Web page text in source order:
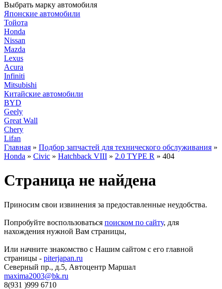
Выбрать марку автомобиля
Японские автомобили
Тойота
Honda
Nissan
Mazda
Lexus
Acura
Infiniti
Mitsubishi
Китайские автомобили
BYD
Geely
Great Wall
Chery
Lifan
Главная » Подбор запчастей для технического обслуживания »
Honda » Civic » Hatchback VIII » 2.0 TYPE R » 404
Страница не найдена
Приносим свои извинения за предоставленные неудобства.
Попробуйте воспользоваться поиском по сайту, для
нахождения нужной Вам страницы,
Или начните знакомство с Нашим сайтом с его главной
страницы - piterjapan.ru
Северный пр., д.5, Автоцентр Маршал
maxima2003@bk.ru
8(931 )999 6710